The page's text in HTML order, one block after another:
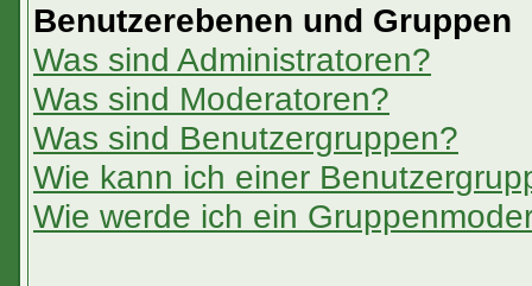
Benutzerebenen und Gruppen
Was sind Administratoren?
Was sind Moderatoren?
Was sind Benutzergruppen?
Wie kann ich einer
Wie werde ich ein